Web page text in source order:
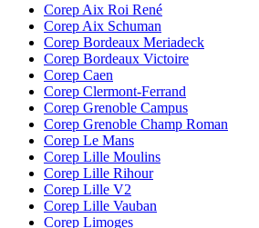
Corep Aix Roi René
Corep Aix Schuman
Corep Bordeaux Meriadeck
Corep Bordeaux Victoire
Corep Caen
Corep Clermont-Ferrand
Corep Grenoble Campus
Corep Grenoble Champ Roman
Corep Le Mans
Corep Lille Moulins
Corep Lille Rihour
Corep Lille V2
Corep Lille Vauban
Corep Limoges